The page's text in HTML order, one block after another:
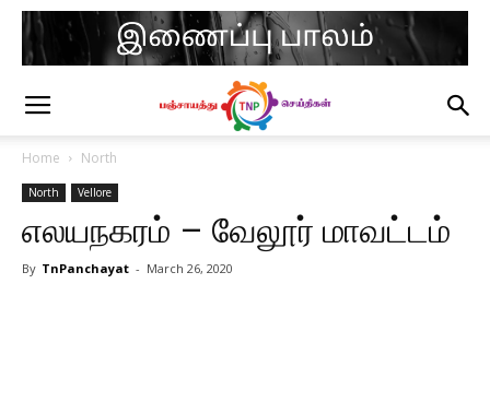
Home North
North Vellore
எலயநகரம் – வேலூர் மாவட்டம்
By TnPanchayat - March 26, 2020